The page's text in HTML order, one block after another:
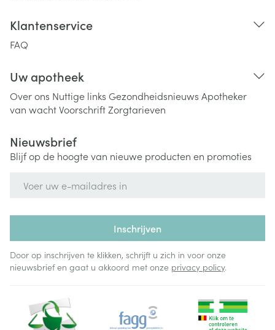
Klantenservice
FAQ
Uw apotheek
Over ons Nuttige links Gezondheidsnieuws Apotheker
van wachtVoorschriftZorgtarieven
Nieuwsbrief
Blijf op de hoogte van nieuwe producten en promoties
Inschrijven
Door op inschrijven te klikken, schrijft u zich in voor onze
nieuwsbrief en gaat u akkoord met onze privacy policy.